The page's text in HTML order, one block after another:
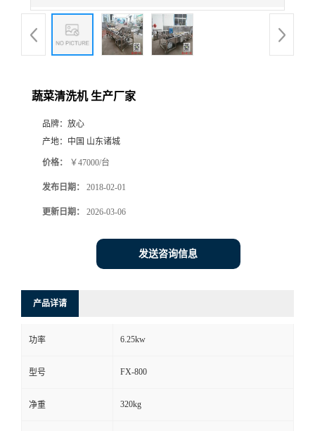
蔬菜清洗机 生产厂家
品牌： 放心
产地： 中国 山东诸城
价格： ￥47000/台
发布日期： 2018-02-01
更新日期： 2026-03-06
发送咨询信息
产品详请
功率 6.25kw
型号 FX-800
净重 320kg